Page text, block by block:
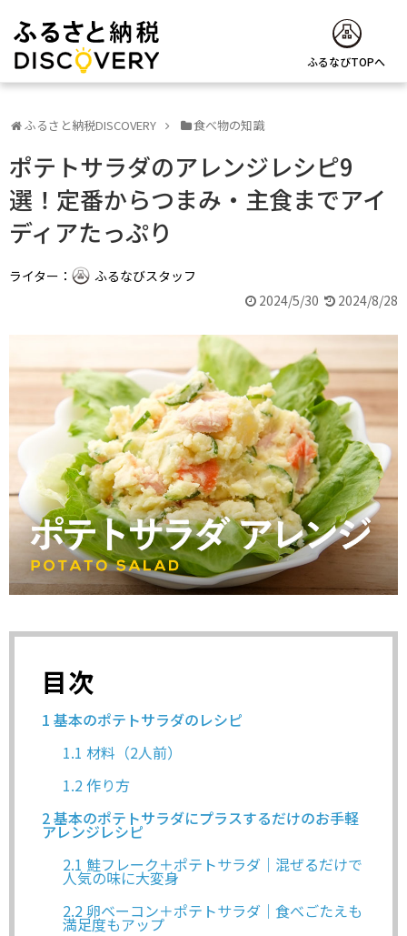
ふるなびTOPへ
ふるさと納税DISCOVERY 食べ物の知識
ポテトサラダのアレンジレシピ9
選！定番からつまみ・主食までアイ
ディアたっぷり
ライター：
ふるなびスタッフ
2024/5/30
2024/8/28
目次
1 基本のポテトサラダのレシピ
1.1 材料（2人前）
1.2 作り方
2基本のポテトサラダにプラスするだけのお手軽
アレンジレシピ
2.1 鮭フレーク＋ポテトサラダ｜混ぜるだけで
人気の味に大変身
2.2 卵ベーコン＋ポテトサラダ｜食べごたえも
満足度もアップ